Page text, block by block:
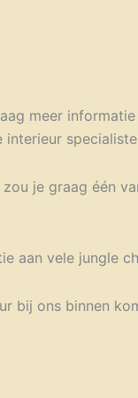
meer
je graag één
aan vele jungle
bij ons binnen